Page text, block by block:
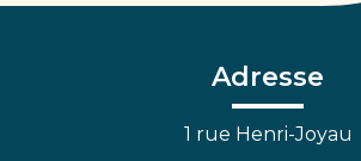
FacebookLinkedin
Adresse
1 rue Henri-Joyau